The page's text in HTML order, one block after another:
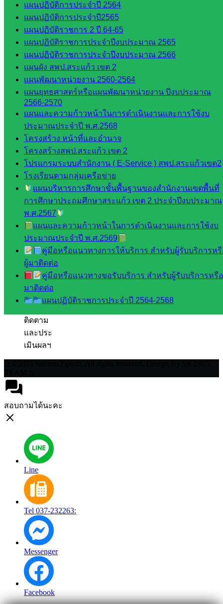
แผนปฏิบัติการประจำปี 2564
แผนปฏิบัติการประจำปี2565
แผนปฏิบัติราชการ 2 ปี 64-65
แผนปฏิบัติราชการประจำปีงบประมาณ 2565
แผนปฏิบัติราชการประจำปีงบประมาณ 2566
แผนผัง สพป.สระแก้ว เขต 2
แผนพัฒนาหน่วยงาน 2560-2564
แผนยุทธศาสตร์หรือแผนพัฒนาหน่วยงาน ปีงบประมาณ
2566-2570
แผนและความก้าวหน้าในการดำเนินงานและการใช้งบ
ประมาณประจำปี พ.ศ.2568
โครงสร้าง หน้าที่และอำนาจ
โครงสร้างสพป.สระแก้ว เขต 2
โปรแกรมระบบสำนักงาน ( E-Service ) สพป.สระแก้วเขต2
โรงเรียนตามกลุ่มเครือข่าย
แผนบริหารการศึกษาขั้นพื้นฐานของสำนักงานเขตพื้นที่
การศึกษาประถมศึกษาสระแก้ว เขต 2 ประจำปีงบประมาณ
พ.ศ.2567
แผนและความก้าวหน้าในการดำเนินงานและการใช้งบ
ประมาณประจำปี พ.ศ.2569
คู่มือหรือแนวทางการให้บริการ สำหรับผู้รับบริการห
ผู้มาติดต่อ
คู่มือหรือแนวทางขอรับบริการ สำหรับผู้รับบริการหรื
มาติดต่อ
แผนปฏิบัติราชการประจำปี 2564-2568
กลุ่
มอำนวย
การ
กลุ่ม
บริหาร
งานงาน
เงินและ
สินทรัพย์
กลุ่มน
โยบาย
และแผน
กลุ่มส่ง
เสริมการ
จัดการ
ศึกษา
กลุ่ม
บริหาร
งาน
บุคคล
กลุ่ม
พัฒนาครู
และบุ
คลากรฯ
กลุ่มนิ
ติดตาม
และประ
เมินผลฯ
สอบถามได้นะคะ
Line
Tel 037-232263:
Messenger
Facebook